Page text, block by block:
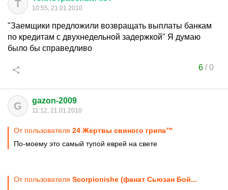
Т 10:55, 21.01.2010
"Заемщики предложили возвращать выплаты банкам
по кредитам с двухнедельной задержкой" Я думаю
было бы справедливо
6/0
G gazon-2009
11:12, 21.01.2010
От пользователя 24 Жертвы свиного грипа™
По-моему это самый тупой еврей на свете
От пользователя Scorpionishe (фанат Сьюзан Бой...